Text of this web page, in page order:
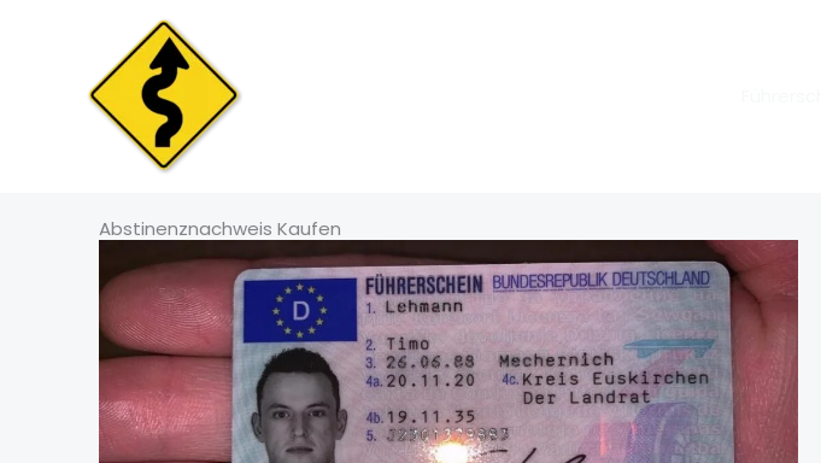
Abstinenznachweis Kaufen